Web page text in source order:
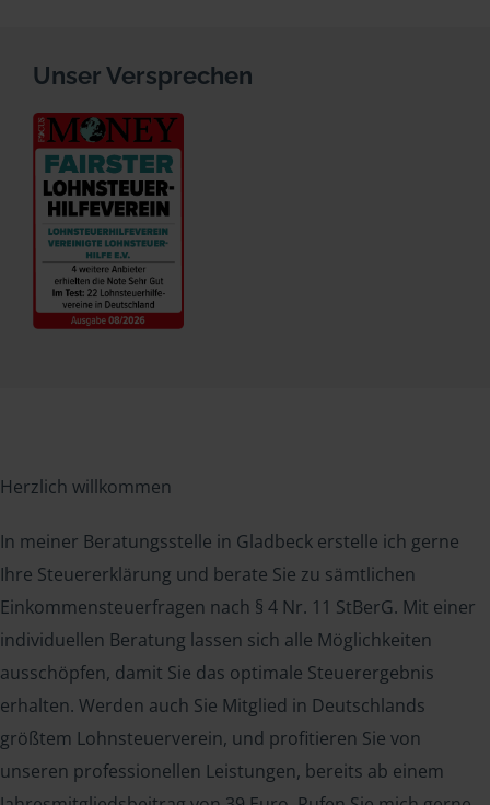
Unser Versprechen
Herzlich willkommen
In meiner Beratungsstelle in Gladbeck erstelle ich gerne
Ihre Steuererklärung und berate Sie zu sämtlichen
Einkommensteuerfragen nach § 4 Nr. 11 StBerG. Mit einer
individuellen Beratung lassen sich alle Möglichkeiten
ausschöpfen, damit Sie das optimale Steuerergebnis
erhalten. Werden auch Sie Mitglied in Deutschlands
größtem Lohnsteuerverein, und profitieren Sie von
unseren professionellen Leistungen, bereits ab einem